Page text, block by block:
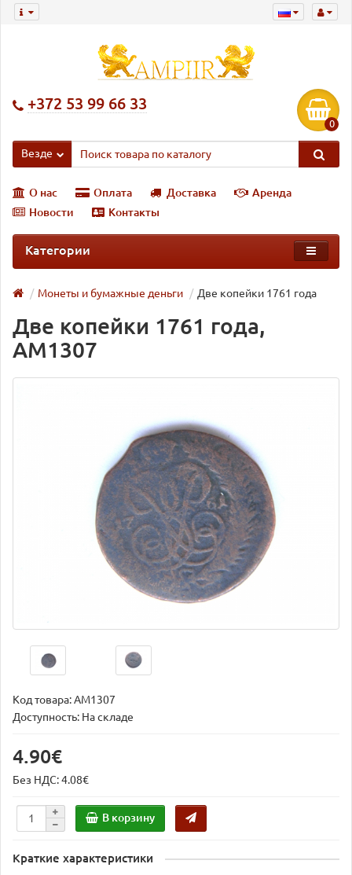
+372 53 99 66 33
0
Везде
О нас Оплата Доставка
Аренда
Новости
Контакты
Категории
Монеты и бумажные деньги Две копейки 1761 года
Две копейки 1761 года,
AM1307
Код товара:AM1307
Доступность: На складе
4.90€
Без НДС: 4.08€
В корзину
Краткие характеристики